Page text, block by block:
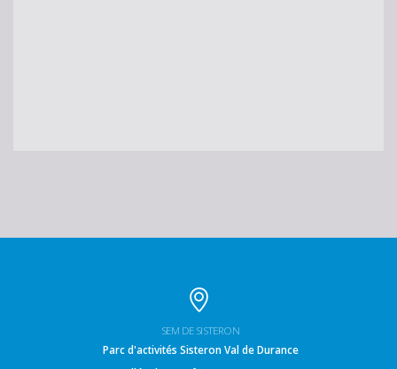
SEM DE SISTERON
Parc d'activités Sisteron Val de Durance